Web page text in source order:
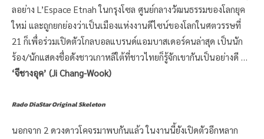
ลอย่าง L’Espace Etnah ในกรุงโซล ศูนย์กลางวัฒนธรรมของโลกยุค
ใหม่ และถูกยกย่องว่าเป็นเมืองแห่งงานดีไซน์ของโลกในศตวรรษที่
21 ก็เพื่อร่วมเปิดตัวโกลบอลแบรนด์แอมบาสเดอร์คนล่าสุด เป็นนัก
ร้อง/นักแสดงชื่อดังชาวเกาหลีใต้ที่ชาวไทยก็รู้จักเขากันเป็นอย่างดี …
‘จีชางอุค’ (Ji Chang-Wook)
Rado DiaStar Original Skeleton
นอกจาก 2 ดวงดาวโคจรมาพบกันแล้ว ในงานนี้ยังเปิดตัวอีกหลาก